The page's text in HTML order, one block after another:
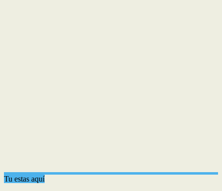
Tu estas aquí